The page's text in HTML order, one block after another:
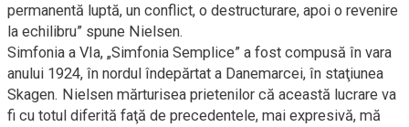
permanentă luptă, un conflict, o destructurare, apoi o revenire
la echilibru” spune Nielsen.
Simfonia a VIa, „Simfonia Semplice” a fost compusă în vara
anului 1924, în nordul îndepărtat a Danemarcei, în staţiunea
Skagen. Nielsen mărturisea prietenilor că această lucrare va
fi cu totul diferită faţă de precedentele, mai expresivă, mă